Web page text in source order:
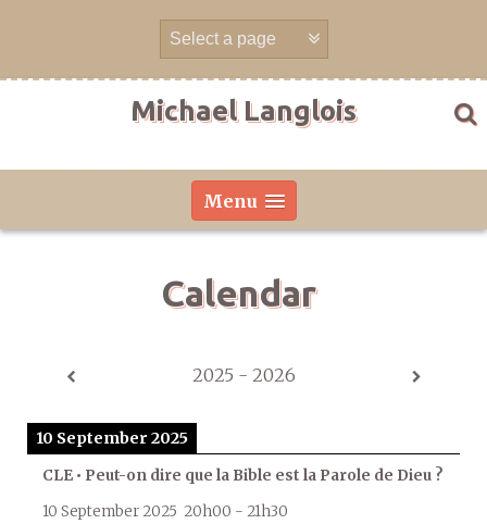
Michael Langlois
Menu
Calendar
2025 - 2026
10 September 2025
CLE • Peut-on dire que la Bible est la Parole de Dieu ?
10 September 2025 20h00 - 21h30